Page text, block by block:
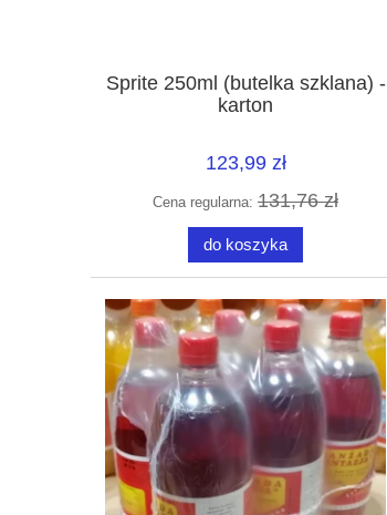
Sprite 250ml (butelka szklana) -
karton
123,99 zł
Cena regularna: 131,76 zł
do koszyka